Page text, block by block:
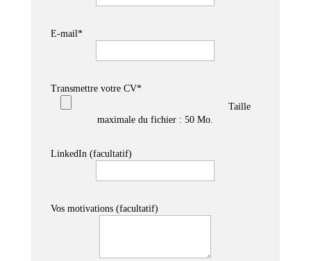
E‑mail*
Transmettre votre CV*
Taille
maximale du fichier : 50 Mo.
LinkedIn(facultatif)
Vos motivations(facultatif)